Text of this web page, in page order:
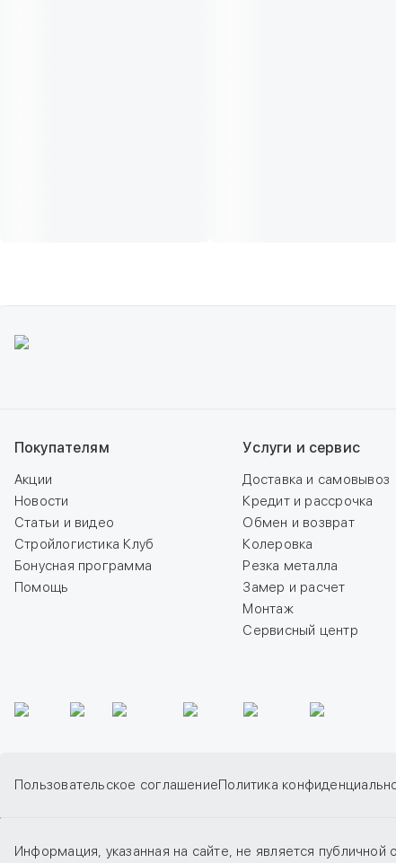
Покупателям
Акции
Новости
Статьи и видео
Стройлогистика Клуб
Бонусная программа
Помощь
Услуги и сервис
Доставка и самовывоз
Кредит и рассрочка
Обмен и возврат
Колеровка
Резка металла
Замер и расчет
Монтаж
Сервисный центр
Пользовательское соглашениеПолитика
Информация, указанная на сайте, не является публичной